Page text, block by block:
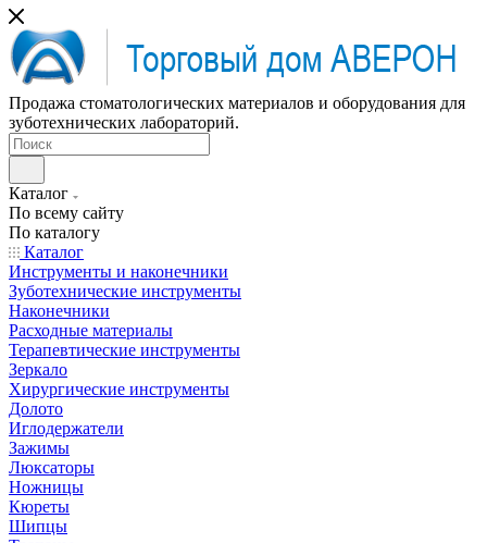
Продажа стоматологических материалов и оборудования для
зуботехнических лабораторий.
Каталог
По всему сайту
По каталогу
Каталог
Инструменты и наконечники
Зуботехнические инструменты
Наконечники
Расходные материалы
Терапевтические инструменты
Зеркало
Хирургические инструменты
Долото
Иглодержатели
Зажимы
Люксаторы
Ножницы
Кюреты
Шипцы